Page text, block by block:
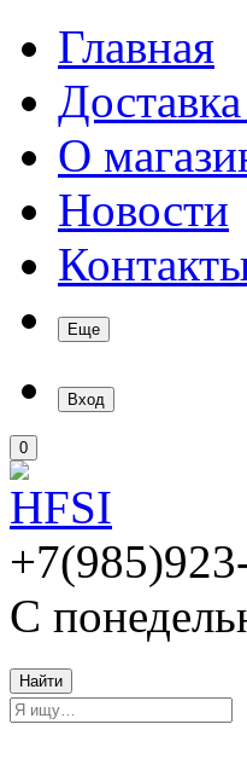
Главная
О
Новости
Еще
Вход
0
С
Найти